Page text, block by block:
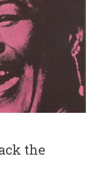
the